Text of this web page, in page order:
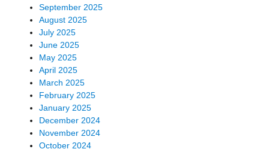
September 2025
August 2025
July 2025
June 2025
May 2025
April 2025
March 2025
February 2025
January 2025
December 2024
November 2024
October 2024